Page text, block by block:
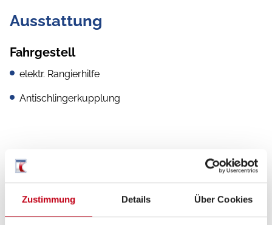
Zustimmung Details Über Cookies
Ausstattung
Fahrgestell
elektr. Rangierhilfe
Antischlingerkupplung
Aufbau
Fahrradträger für 2 Räder